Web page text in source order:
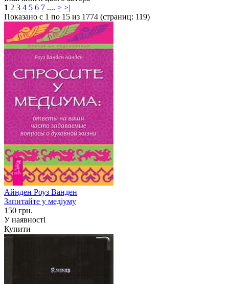
1 2 3 4 5 6 7 .... > >|
Показано с 1 по 15 из 1774 (страниц: 119)
Айнден Роуз Ванден
Запитайте у медіуму
150 грн.
У наявності
Купити